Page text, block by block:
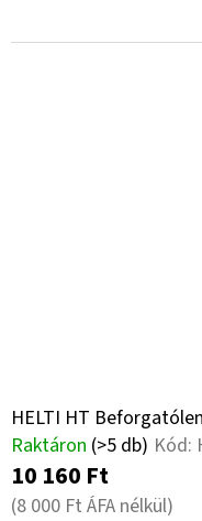
HELTI HT
Raktáron (>5 db) Kód:
10 160 Ft
(8 000 Ft ÁFA nélkül)